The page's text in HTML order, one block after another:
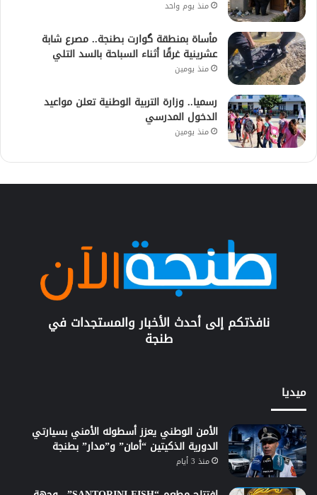
منذ يوم واحد
مأساة بمنطقة گوارت بطنجة.. مصرع شابة
عشرينية غرقًا أثناء السباحة بالسد التلي
منذ يومين
رسميا.. وزارة التربية الوطنية تعلن مواعيد
الدخول المدرسي
منذ يومين
نافذتكم إلى أحدث الأخبار والمستجدات في
طنجة
ميديا
الأمن الوطني يعزز أسطوله الأمني بسيارتي
الدورية الذكيتين “أمان” و”مدار” بطنجة
منذ 3 أيام